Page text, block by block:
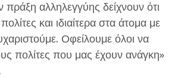
αλληλεγγύης δείχνουν ότι
και ιδιαίτερα στα άτομα με
Οφείλουμε όλοι να
πολίτες που μας έχουν ανάγκη»